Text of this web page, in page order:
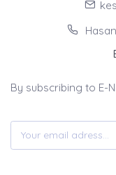
By subscribing to E-